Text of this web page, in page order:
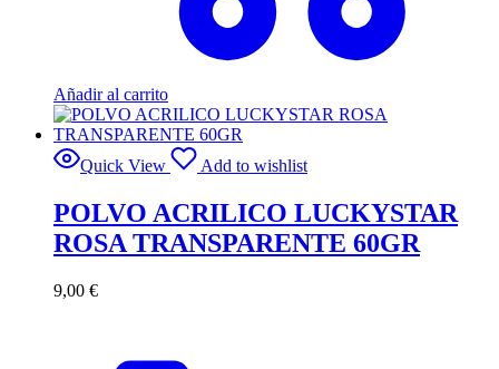
Añadir al carrito
Quick View Add to wishlist
POLVO ACRILICO LUCKYSTAR
ROSA TRANSPARENTE 60GR
9,00 €